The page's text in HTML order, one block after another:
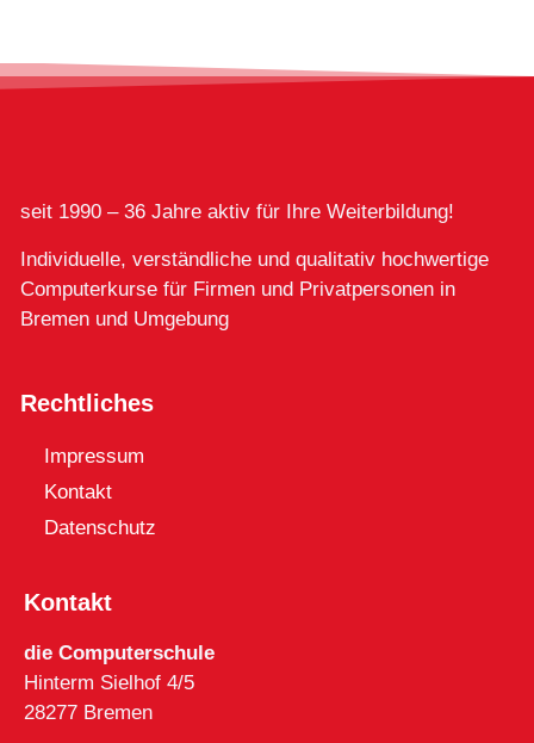
seit 1990 – 36 Jahre aktiv für Ihre Weiterbildung!
Individuelle, verständliche und qualitativ hochwertige
Computerkurse für Firmen und Privatpersonen in
Bremen und Umgebung
Rechtliches
Impressum
Kontakt
Datenschutz
Kontakt
die Computerschule
Hinterm Sielhof 4/5
28277 Bremen